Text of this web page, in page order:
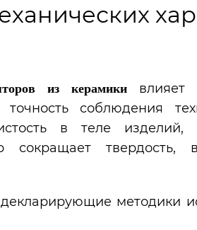
из керамики влияет
точность соблюдения
в теле изделий,
твердость,
методики